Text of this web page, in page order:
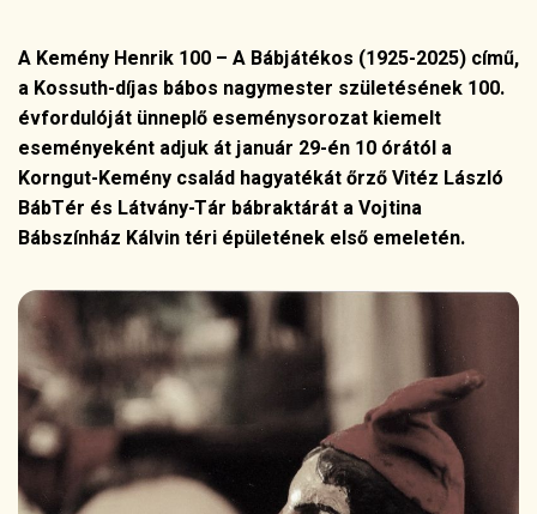
A Kemény Henrik 100 – A Bábjátékos (1925-2025) című,
a Kossuth-díjas bábos nagymester születésének 100.
évfordulóját ünneplő eseménysorozat kiemelt
eseményeként adjuk át január 29-én 10 órától a
Korngut-Kemény család hagyatékát őrző Vitéz László
BábTér és Látvány-Tár bábraktárát a Vojtina
Bábszínház Kálvin téri épületének első emeletén.